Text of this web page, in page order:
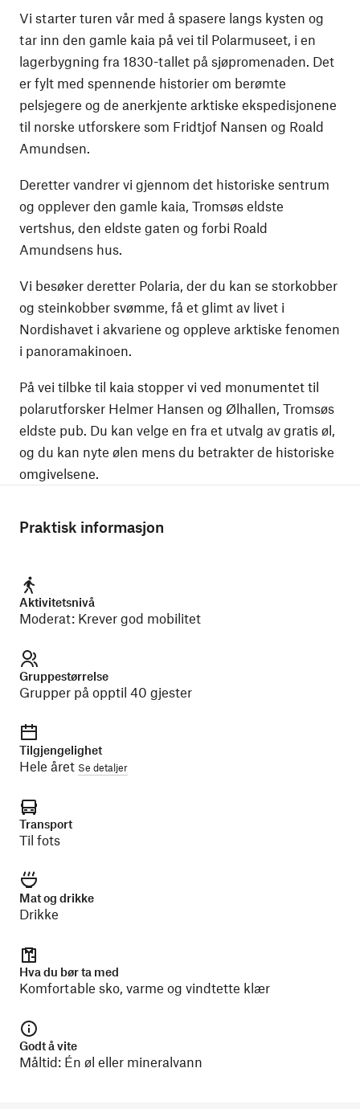
Vi starter turen vår med å spasere langs kysten og
tar inn den gamle kaia på vei til Polarmuseet, i en
lagerbygning fra 1830-tallet på sjøpromenaden. Det
er fylt med spennende historier om berømte
pelsjegere og de anerkjente arktiske ekspedisjonene
til norske utforskere som Fridtjof Nansen og Roald
Amundsen.
Deretter vandrer vi gjennom det historiske sentrum
og opplever den gamle kaia, Tromsøs eldste
vertshus, den eldste gaten og forbi Roald
Amundsens hus.
Vi besøker deretter Polaria, der du kan se storkobber
og steinkobber svømme, få et glimt av livet i
Nordishavet i akvariene og oppleve arktiske fenomen
i panoramakinoen.
På vei tilbke til kaia stopper vi ved monumentet til
polarutforsker Helmer Hansen og Ølhallen, Tromsøs
eldste pub. Du kan velge en fra et utvalg av gratis øl,
og du kan nyte ølen mens du betrakter de historiske
omgivelsene.
Praktisk informasjon
Aktivitetsnivå
Moderat: Krever god mobilitet
Gruppestørrelse
Grupper på opptil 40 gjester
Tilgjengelighet
Hele året Se detaljer
Transport
Til fots
Mat og drikke
Drikke
Hva du bør ta med
Komfortable sko, varme og vindtette klær
Godt å vite
Måltid: Én øl eller mineralvann